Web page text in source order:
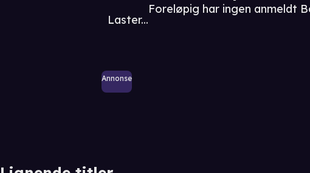
Laster...
Foreløpig har ingen anmeldt
Annonse